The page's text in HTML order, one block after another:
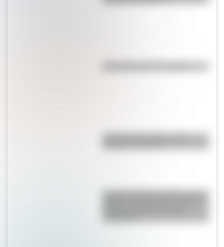
Bandera de Ecuador para
La gran hazaña del Cruce de los